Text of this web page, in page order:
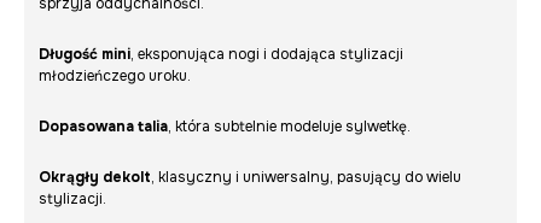
sprzyja oddychalności.
Długość mini, eksponująca nogi i dodająca stylizacji
młodzieńczego uroku.
Dopasowana talia, która subtelnie modeluje sylwetkę.
Okrągły dekolt, klasyczny i uniwersalny, pasujący do wielu
stylizacji.